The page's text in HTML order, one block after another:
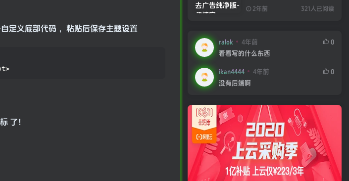
定义底部代码 ，粘贴后保存主题设置
>
了！
2年前 321人已阅读
ralok 4年前
0
看看写的什么东西
ikan4444 4年前
0
没有后端啊